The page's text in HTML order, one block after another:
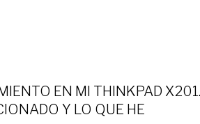
EN MI THINKPAD X201.
Y LO QUE HE